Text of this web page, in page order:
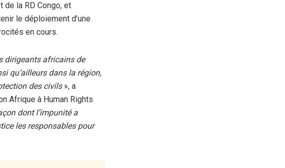
la RD Congo, et
le déploiement d’une
en cours.
dirigeants africains de
qu’ailleurs dans la région,
des civils», a
Afrique à Human Rights
dont l’impunité a
les responsables pour